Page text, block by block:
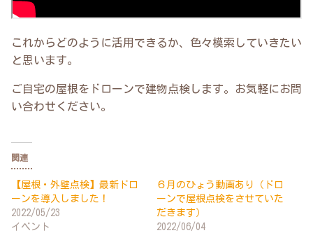
これからどのように活用できるか、色々模索していきたい
と思います。
ご自宅の屋根をドローンで建物点検します。お気軽にお問
い合わせください。
関連
【屋根・外壁点検】最新ドロ
ーンを導入しました！
2022/05/23
イベント
６月のひょう動画あり（ドロ
ーンで屋根点検をさせていた
だきます）
2022/06/04